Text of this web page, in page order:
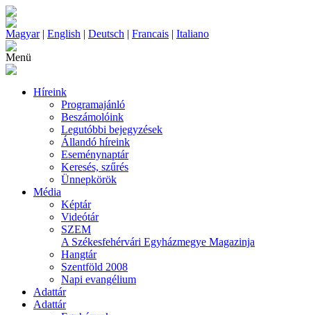
Magyar| English | Deutsch | Francais | Italiano
Menü
Híreink
Programajánló
Beszámolóink
Legutóbbi bejegyzések
Állandó híreink
Eseménynaptár
Keresés, szűrés
Ünnepkörök
Média
Képtár
Videótár
SZEM
A Székesfehérvári Egyházmegye Magazinja
Hangtár
Szentföld 2008
Napi evangélium
Adattár
Adattár